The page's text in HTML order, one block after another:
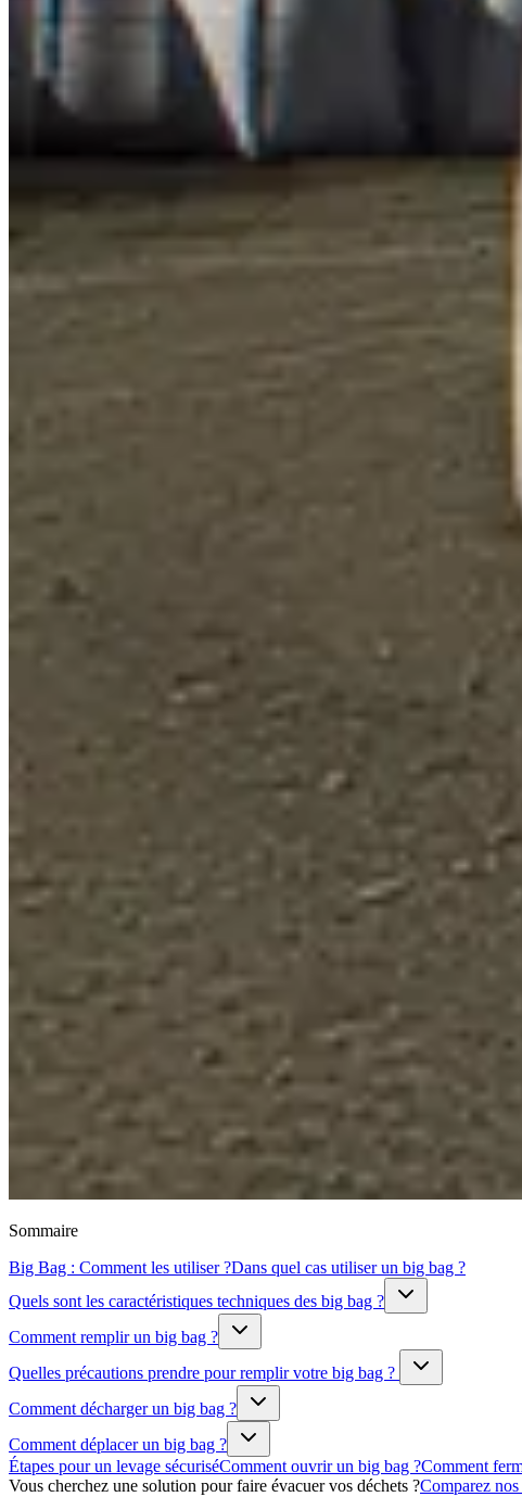
Sommaire
Big Bag : Comment les utiliser ?Dans quel cas utiliser un big bag ?
Quels sont les caractéristiques techniques des big bag ?
Comment remplir un big bag ?
Quelles précautions prendre pour remplir votre big bag ?
Comment décharger un big bag ?
Comment déplacer un big bag ?
Étapes pour un levage sécuriséComment ouvrir un big bag ?Comment
Vous cherchez une solution pour faire évacuer vos déchets ?Comparez